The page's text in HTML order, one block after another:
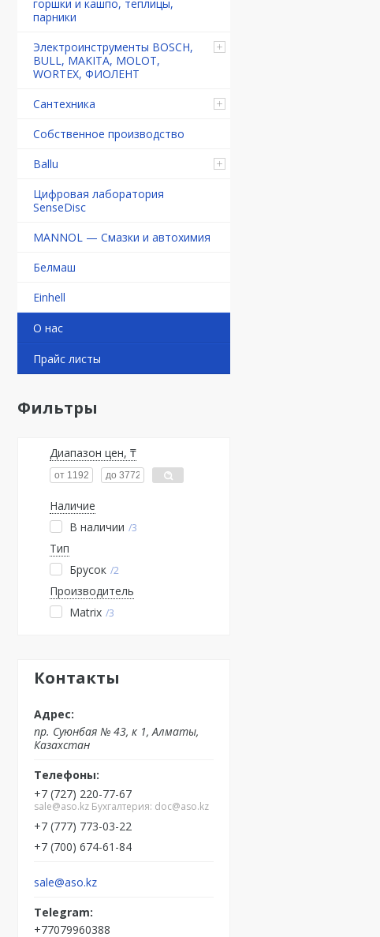
горшки и кашпо, теплицы,
парники
Электроинструменты BOSCH,
BULL, MAKITA, MOLOT,
WORTEX, ФИОЛЕНТ
Сантехника
Собственное производство
Ballu
Цифровая лаборатория
SenseDisc
MANNOL — Смазки и автохимия
Белмаш
Einhell
О нас
Прайс листы
Фильтры
Диапазон цен, ₸
Наличие
В наличии 3
Тип
Брусок 2
Производитель
Matrix 3
Контакты
пр. Суюнбая № 43, к 1, Алматы,
Казахстан
+7 (727) 220-77-67
sale@aso.kz Бухгалтерия: doc@aso.kz
+7 (777) 773-03-22
+7 (700) 674-61-84
sale@aso.kz
+77079960388